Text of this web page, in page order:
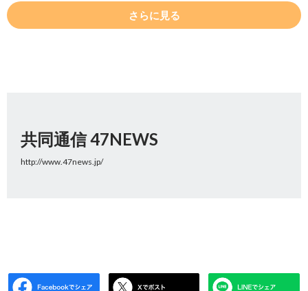
さらに見る
共同通信 47NEWS
http://www.47news.jp/